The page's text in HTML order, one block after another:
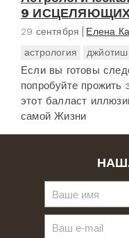
9
29 сентября Елена
астрология
джйотиш
Если вы готовы
попробуйте прожить
этот балласт
самой Жизни